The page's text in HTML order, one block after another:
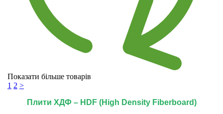
Показати більше товарів
1 2 >
Плити ХДФ – HDF (High Density Fiberboard)